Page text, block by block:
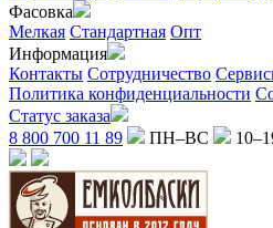
Фасовка
Мелкая Стандартная Опт
Информация
Контакты Сотрудничество
Политика конфиденциальности
Статус заказа
8 800 700 11 89
ПН–ВС